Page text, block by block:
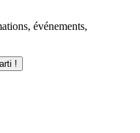
événements,
!